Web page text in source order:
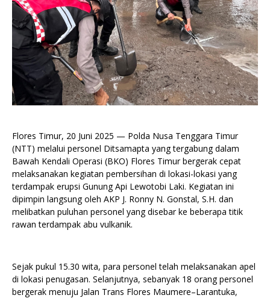
Flores Timur, 20 Juni 2025 — Polda Nusa Tenggara Timur
(NTT) melalui personel Ditsamapta yang tergabung dalam
Bawah Kendali Operasi (BKO) Flores Timur bergerak cepat
melaksanakan kegiatan pembersihan di lokasi-lokasi yang
terdampak erupsi Gunung Api Lewotobi Laki. Kegiatan ini
dipimpin langsung oleh AKP J. Ronny N. Gonstal, S.H. dan
melibatkan puluhan personel yang disebar ke beberapa titik
rawan terdampak abu vulkanik.
Sejak pukul 15.30 wita, para personel telah melaksanakan apel
di lokasi penugasan. Selanjutnya, sebanyak 18 orang personel
bergerak menuju Jalan Trans Flores Maumere–Larantuka,